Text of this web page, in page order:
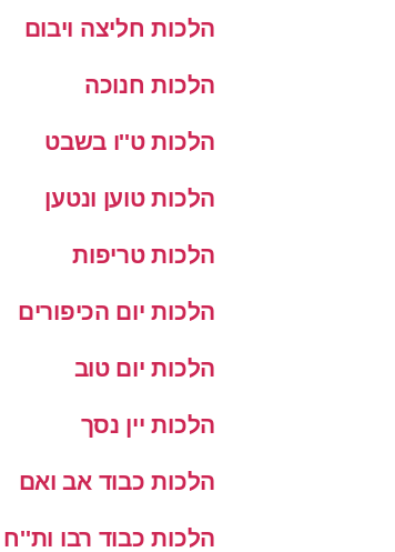
הלכות חליצה ויבום
הלכות חנוכה
הלכות ט''ו בשבט
הלכות טוען ונטען
הלכות טריפות
הלכות יום הכיפורים
הלכות יום טוב
הלכות יין נסך
הלכות כבוד אב ואם
הלכות כבוד רבו ות''ח